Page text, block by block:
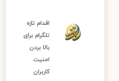
اقدام تازه
تلگرام برای
بالا بردن
امنیت
کاربران